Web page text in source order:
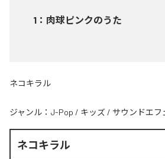
1 ： 肉球ピンクのうた
ネコキラル
ジャンル： J-Pop / キッズ / サウンドエフ
ネコキラル